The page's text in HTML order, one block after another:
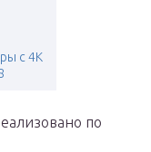
с 4K
по